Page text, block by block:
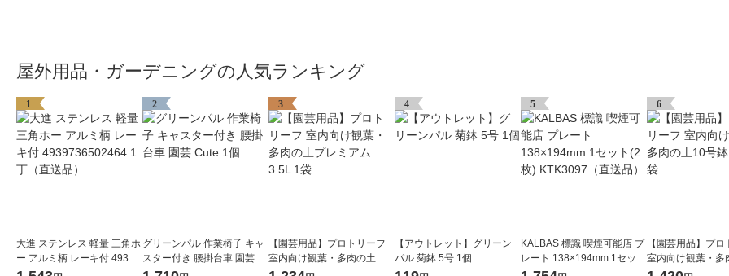
屋外用品・ガーデニングの人気ランキング
1
大進 ステンレス 軽量 三角ホ
ー アルミ柄 レーキ付 49397
36502464 1丁（直送品）
2
グリーンパル 作業椅子 キャ
スター付き 腰掛台車 園芸 C
ute 1個
3
【園芸用品】プロトリーフ
室内向け観葉・多肉の土プ
レミアム 3.5L 1袋
4
【アウトレット】グリーン
パル 菊鉢 5号 1個
5
KALBAS 標識 喫煙可能店 プ
レート 138×194mm 1セット
(2枚) KTK3097（直送品）
6
【園芸用品】プロ
室内向け観葉・多
号鉢 8.4L 1袋